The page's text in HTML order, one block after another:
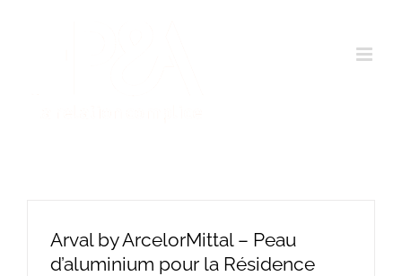
Arval by ArcelorMittal – Peau
d’aluminium pour la Résidence